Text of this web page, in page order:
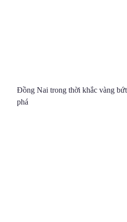
Đồng Nai trong thời khắc vàng
bứt phá